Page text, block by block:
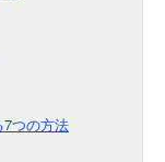
つの方法